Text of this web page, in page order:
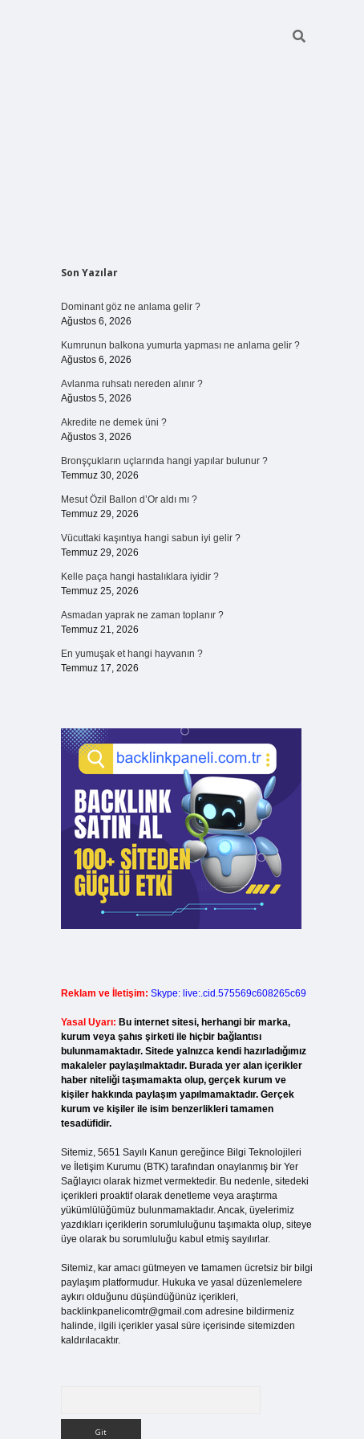
Sidebar
Son Yazılar
Dominant göz ne anlama gelir ?
Ağustos 6, 2026
Kumrunun balkona yumurta yapması ne anlama gelir ?
Ağustos 6, 2026
Avlanma ruhsatı nereden alınır ?
Ağustos 5, 2026
Akredite ne demek üni ?
Ağustos 3, 2026
Bronşçukların uçlarında hangi yapılar bulunur ?
Temmuz 30, 2026
Mesut Özil Ballon d’Or aldı mı ?
Temmuz 29, 2026
Vücuttaki kaşıntıya hangi sabun iyi gelir ?
Temmuz 29, 2026
Kelle paça hangi hastalıklara iyidir ?
Temmuz 25, 2026
Asmadan yaprak ne zaman toplanır ?
Temmuz 21, 2026
En yumuşak et hangi hayvanın ?
Temmuz 17, 2026
Reklam ve İletişim: Skype: live:.cid.575569c608265c69
Yasal Uyarı: Bu internet sitesi, herhangi bir marka,
kurum veya şahıs şirketi ile hiçbir bağlantısı
bulunmamaktadır. Sitede yalnızca kendi hazırladığımız
makaleler paylaşılmaktadır. Burada yer alan içerikler
haber niteliği taşımamakta olup, gerçek kurum ve
kişiler hakkında paylaşım yapılmamaktadır. Gerçek
kurum ve kişiler ile isim benzerlikleri tamamen
tesadüfidir.
Sitemiz, 5651 Sayılı Kanun gereğince Bilgi Teknolojileri
ve İletişim Kurumu (BTK) tarafından onaylanmış bir Yer
Sağlayıcı olarak hizmet vermektedir. Bu nedenle, sitedeki
içerikleri proaktif olarak denetleme veya araştırma
yükümlülüğümüz bulunmamaktadır. Ancak, üyelerimiz
yazdıkları içeriklerin sorumluluğunu taşımakta olup, siteye
üye olarak bu sorumluluğu kabul etmiş sayılırlar.
Sitemiz, kar amacı gütmeyen ve tamamen ücretsiz bir bilgi
paylaşım platformudur. Hukuka ve yasal düzenlemelere
aykırı olduğunu düşündüğünüz içerikleri,
backlinkpanelicomtr@gmail.comadresine bildirmeniz
halinde, ilgili içerikler yasal süre içerisinde sitemizden
kaldırılacaktır.